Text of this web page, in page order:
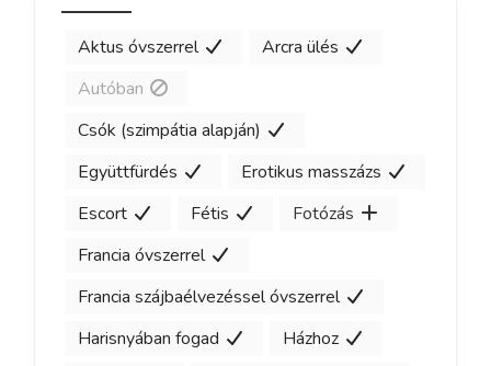
Aktus óvszerrel
Arcra ülés
Autóban
Csók (szimpátia alapján)
Együttfürdés
Erotikus masszázs
Escort
Fétis
Fotózás
Francia óvszerrel
Francia szájbaélvezéssel óvszerrel
Harisnyában fogad
Házhoz